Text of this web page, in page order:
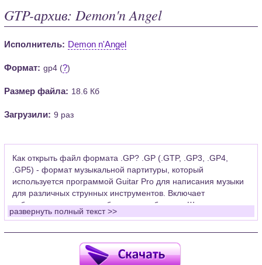
GTP-архив: Demon'n Angel
Исполнитель: Demon n'Angel
Формат: gp4 (?)
Размер файла: 18.6 Кб
Загрузили: 9 раз
Как открыть файл формата .GP? .GP (.GTP, .GP3, .GP4,
.GP5) - формат музыкальной партитуры, который
используется программой Guitar Pro для написания музыки
для различных струнных инструментов. Включает
табулатуры для гитары, бас-гитары, банджо. Широко
применяется для создания партитур, которые затем
Для открытия нот этого формата Вам необходимо
установить у себя на рабочем компьютере программу Guitar
развернуть полный текст >>